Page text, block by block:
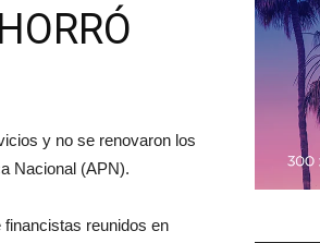
y no se renovaron los
Nacional (APN).
reunidos en